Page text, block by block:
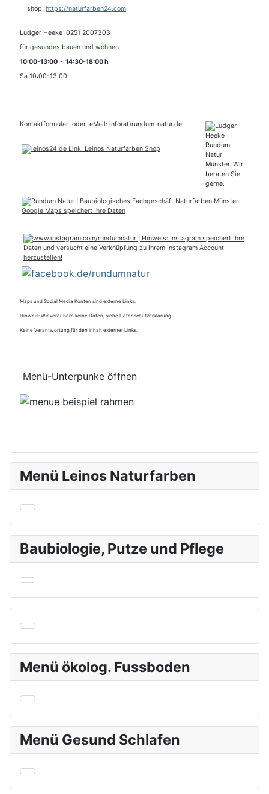
shop: https://naturfarben24.com
Ludger Heeke 0251 2007303
für gesundes bauen und wohnen
10:00-13:00 - 14:30-18:00 h
Sa 10:00-13:00
Kontaktformular oder eMail: info(at)rundum-natur.de
Maps und Social Media Konten sind externe Links.
Hinweis: Wir veräußern keine Daten, siehe Datenschutzerklärung.
Keine Verantwortung für den Inhalt externer Links.
Menü-Unterpunke öffnen
Menü Leinos Naturfarben
Baubiologie, Putze und Pflege
Menü ökolog. Fussboden
Menü Gesund Schlafen